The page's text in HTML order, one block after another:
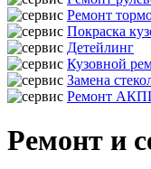
Ремонт
Покраска
Детейлинг
Кузовной
Замена
Ремонт
Ремонт и